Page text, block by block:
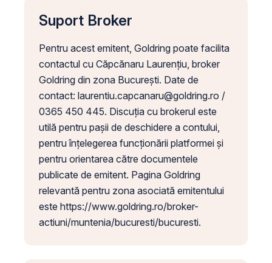
Suport Broker
Pentru acest emitent, Goldring poate facilita
contactul cu Căpcănaru Laurențiu, broker
Goldring din zona București. Date de
contact: laurentiu.capcanaru@goldring.ro /
0365 450 445. Discuția cu brokerul este
utilă pentru pașii de deschidere a contului,
pentru înțelegerea funcționării platformei și
pentru orientarea către documentele
publicate de emitent. Pagina Goldring
relevantă pentru zona asociată emitentului
este https://www.goldring.ro/broker-
actiuni/muntenia/bucuresti/bucuresti.